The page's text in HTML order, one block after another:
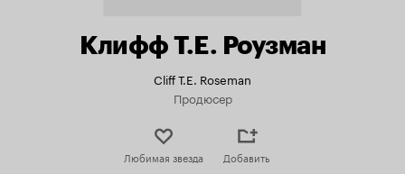
Клифф Т.Е. Роузман
Cliff T.E. Roseman
Продюсер
Любимая звезда Добавить